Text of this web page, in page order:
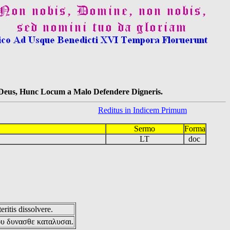
Hunc Locum a Malo Defendere Digneris.
Reditus in Indicem Primum
Sermo
Forma
LT doc
dissolvere.
δυνασθε καταλυσαι.